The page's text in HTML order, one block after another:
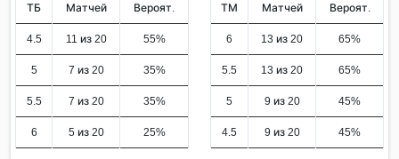
ТБ Матчей Вероят.
4.5 11 из 20 55%
5 7 из 20 35%
5.5 7 из 20 35%
6 5 из 20 25%
ТМ Матчей Вероят.
6 13 из 20 65%
5.5 13 из 20 65%
5 9 из 20 45%
4.5 9 из 20 45%